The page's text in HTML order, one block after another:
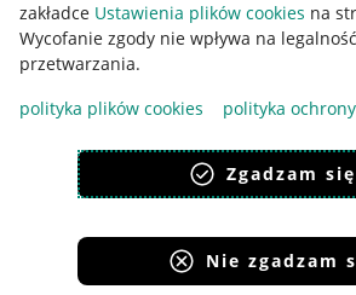
zakładce Ustawienia plików cookies na
Wycofanie zgody nie wpływa na
przetwarzania.
polityka plików cookies
polityka
Zgadzam się
Nie zgadzam
Korzystanie z serwisu oznacza